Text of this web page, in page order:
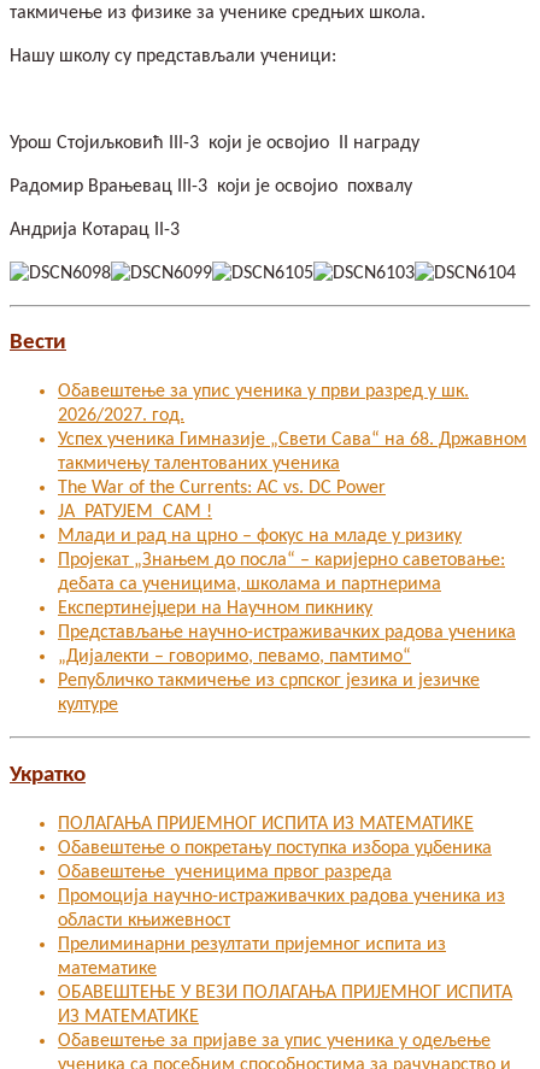
такмичење из физике за ученике средњих школа.
Нашу школу су представљали ученици:
Урош Стојиљковић III-3 који је освојио II награду
Радомир Врањевац III-3 који је освојио похвалу
Андрија Котарац II-3
Вести
Обавештење за упис ученика у први разред у шк.
2026/2027. год.
Успех ученика Гимназије „Свети Сава“ на 68. Државном
такмичењу талентованих ученика
The War of the Currents: AC vs. DC Power
ЈА РАТУЈЕМ САМ !
Млади и рад на црно – фокус на младе у ризику
Пројекат „Знањем до посла“ – каријерно саветовање:
дебата са ученицима, школама и партнерима
Експертинејџери на Научном пикнику
Представљање научно-истраживачких радова ученика
„Дијалекти – говоримо, певамо, памтимо“
Републичко такмичење из српског језика и језичке
културе
Укратко
ПОЛАГАЊА ПРИЈЕМНОГ ИСПИТА ИЗ МАТЕМАТИКЕ
Обавештење о покретању поступка избора уџбеника
Обавештење ученицима првог разреда
Промоција научно-истраживачких радова ученика из
области књижевност
Прелиминарни резултати пријемног испита из
математике
ОБАВЕШТЕЊЕ У ВЕЗИ ПОЛАГАЊА ПРИЈЕМНОГ ИСПИТА
ИЗ МАТЕМАТИКЕ
Oбавештење за пријаве за упис ученика у одељење
ученика са посебним способностима за рачунарство и